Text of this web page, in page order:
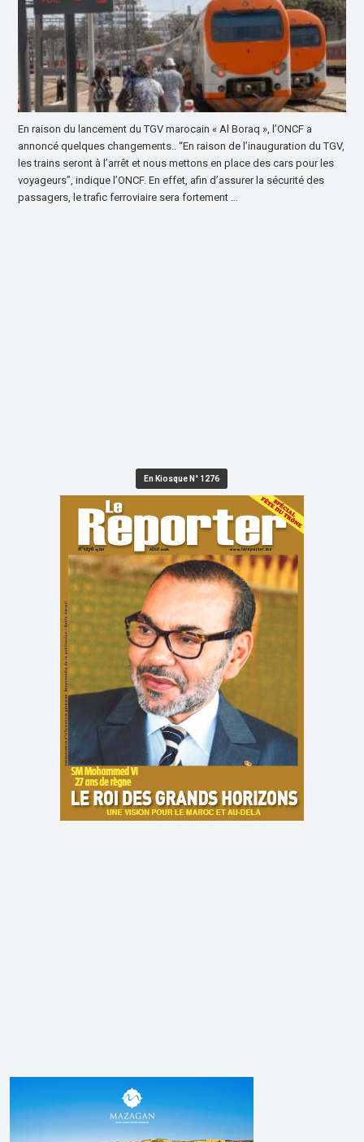
En raison du lancement du TGV marocain « Al Boraq », l’ONCF a
annoncé quelques changements.. “En raison de l’inauguration du TGV,
les trains seront à l’arrêt et nous mettons en place des cars pour les
voyageurs”, indique l’ONCF. En effet, afin d’assurer la sécurité des
passagers, le trafic ferroviaire sera fortement …
En Kiosque N° 1276